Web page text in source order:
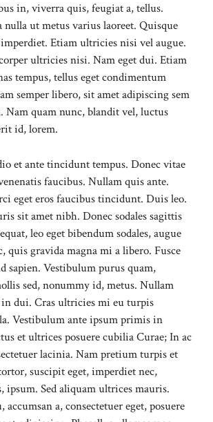
in, viverra quis, feugiat a, tellus.
nulla ut metus varius laoreet. Quisque
Etiam ultricies nisi vel augue.
ultricies nisi. Nam eget dui. Etiam
tempus, tellus eget condimentum
semper libero, sit amet adipiscing sem
Nam quam nunc, blandit vel, luctus
id, lorem.
et ante tincidunt tempus. Donec vitae
faucibus. Nullam quis ante.
eget eros faucibus tincidunt. Duis leo.
sit amet nibh. Donec sodales sagittis
leo eget bibendum sodales, augue
quis gravida magna mi a libero. Fusce
sapien. Vestibulum purus quam,
sed, nonummy id, metus. Nullam
in dui. Cras ultricies mi eu turpis
Vestibulum ante ipsum primis in
et ultrices posuere cubilia Curae; In ac
lacinia. Nam pretium turpis et
suscipit eget, imperdiet nec,
ipsum. Sed aliquam ultrices mauris.
accumsan a, consectetuer eget, posuere